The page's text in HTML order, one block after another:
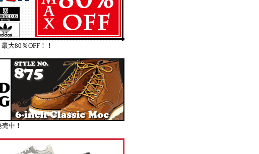
大80％OFF！！
中！